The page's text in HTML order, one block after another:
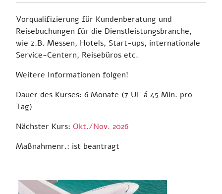
Vorqualifizierung für Kundenberatung und
Reisebuchungen für die Dienstleistungsbranche,
wie z.B. Messen, Hotels, Start-ups, internationale
Service-Centern, Reisebüros etc.
Weitere Informationen folgen!
Dauer des Kurses: 6 Monate (7 UE á 45 Min. pro
Tag)
Nächster Kurs: Okt./Nov. 2026
Maßnahmenr.: ist beantragt